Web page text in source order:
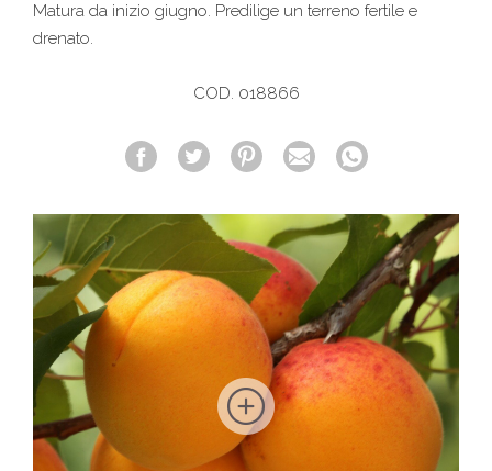
Matura da inizio giugno. Predilige un terreno fertile e
drenato.
COD. 018866